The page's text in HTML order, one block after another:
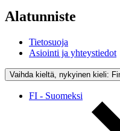
Alatunniste
Tietosuoja
Asiointi ja yhteystiedot
Vaihda kieltä, nykyinen kieli:
FI - Suomeksi